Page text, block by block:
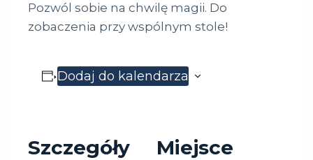
Pozwól sobie na chwilę magii. Do
zobaczenia przy wspólnym stole!
Dodaj do kalendarza
Szczegóły Miejsce